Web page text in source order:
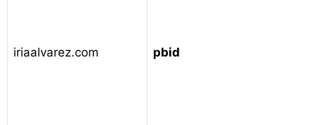
iriaalvarez.com pbid